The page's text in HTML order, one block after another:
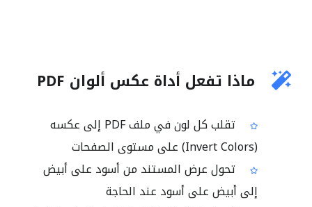
ماذا تفعل أداة عكس ألوان PDF
تقلب كل لون في ملف PDF إلى عكسه
(Invert Colors) على مستوى الصفحات
تحول عرض المستند من أسود على أبيض
إلى أبيض على أسود عند الحاجة